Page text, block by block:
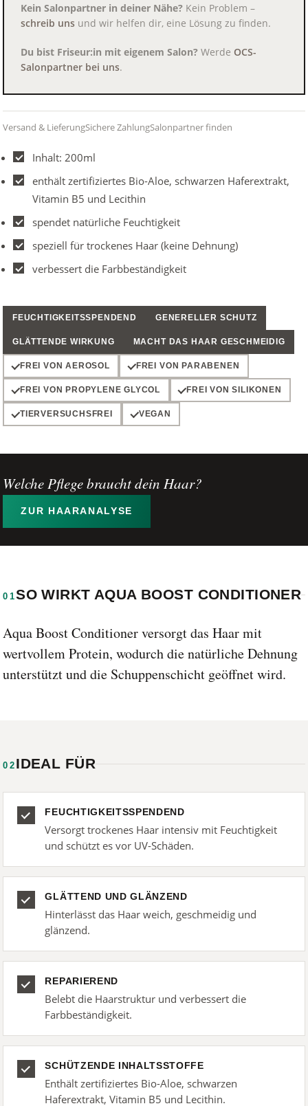
Kein Salonpartner in deiner Nähe?Kein Problem –
schreib unsund wir helfen dir, eine Lösung zu finden.
Du bist Friseur:in mit eigenem Salon?Werde OCS-
Salonpartner bei uns.
Versand & LieferungSichere ZahlungSalonpartner finden
Inhalt: 200ml
enthält zertifiziertes Bio-Aloe, schwarzen Haferextrakt,
Vitamin B5 und Lecithin
spendet natürliche Feuchtigkeit
speziell für trockenes Haar (keine Dehnung)
verbessert die Farbbeständigkeit
FEUCHTIGKEITSSPENDEND GENERELLER SCHUTZ
GLÄTTENDE WIRKUNG MACHT DAS HAAR GESCHMEIDIG
FREI VON AEROSOL FREI VON PARABENEN
FREI VON PROPYLENE GLYCOL FREI VON SILIKONEN
TIERVERSUCHSFREI VEGAN
Welche Pflege braucht dein Haar?
ZUR HAARANALYSE
01SO WIRKT AQUA BOOST CONDITIONER
Aqua Boost Conditioner versorgt das Haar mit
wertvollem Protein, wodurch die natürliche Dehnung
unterstützt und die Schuppenschicht geöffnet wird.
02 IDEAL FÜR
FEUCHTIGKEITSSPENDEND
Versorgt trockenes Haar intensiv mit Feuchtigkeit
und schützt es vor UV-Schäden.
GLÄTTEND UND GLÄNZEND
Hinterlässt das Haar weich, geschmeidig und
glänzend.
REPARIEREND
Belebt die Haarstruktur und verbessert die
Farbbeständigkeit.
SCHÜTZENDE INHALTSSTOFFE
Enthält zertifiziertes Bio-Aloe, schwarzen
Haferextrakt, Vitamin B5 und Lecithin.